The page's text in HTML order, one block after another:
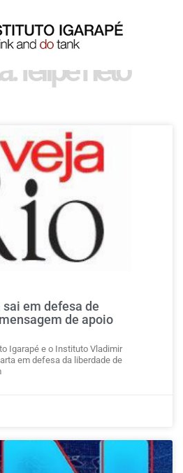
felipe neto
em defesa de
de apoio
Igarapé e o Instituto Vladimir
em defesa da liberdade de